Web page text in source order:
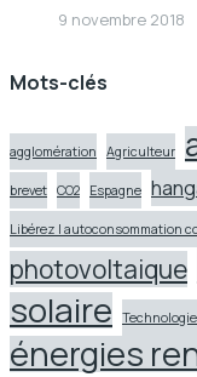
9 novembre 2018
Mots-clés
agglomération Agriculteur
brevet CO2 Espagne
Libérez l autoconsommation
photovoltaique
solaire
énergies